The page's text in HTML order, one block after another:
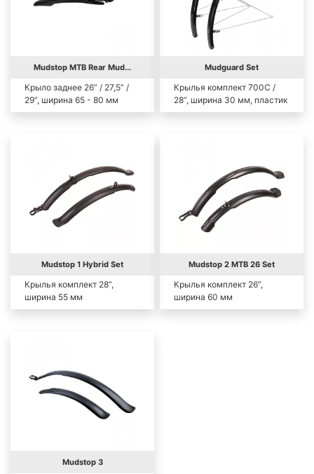
Mudstop MTB Rear Mud...
Крыло заднее 26” / 27,5” /
29”, ширина 65 - 80 мм
Mudguard Set
Крылья комплект 700С /
28”, ширина 30 мм, пластик
Mudstop 1 Hybrid Set
Крылья комплект 28”,
ширина 55 мм
Mudstop 2 MTB 26 Set
Крылья комплект 26”,
ширина 60 мм
Mudstop 3